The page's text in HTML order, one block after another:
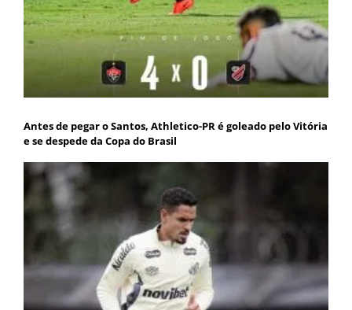
Antes de pegar o Santos, Athletico-PR é goleado pelo Vitória
e se despede da Copa do Brasil